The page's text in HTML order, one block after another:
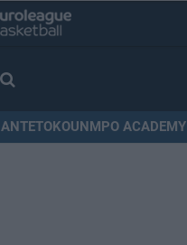
ANTETOKOUNMPO ACADEMY